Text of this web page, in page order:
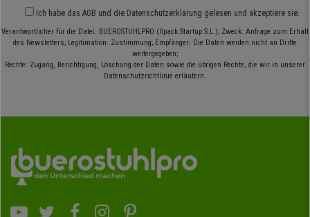
Ich habe das AGB und die Datenschutzerklärung gelesen und akzeptiere sie.
Verantwortlicher für die Datei: BUEROSTUHLPRO (Ilpack Startup S.L.); Zweck: Anfrage zum Erhalt
des Newsletters; Legitimation: Zustimmung; Empfänger: Die Daten werden nicht an Dritte
weitergegeben;
Rechte: Zugang, Berichtigung, Löschung der Daten sowie die übrigen Rechte, die wir in unserer
Datenschutzrichtlinie erläutern.